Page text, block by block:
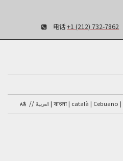
电话+1 (212) 732-7862
// العربية বাংলা català Cebuano